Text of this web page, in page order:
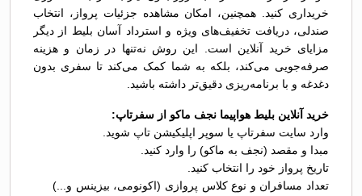
خریداری کنید. همچنین، امکان مشاهده جزئیات پرواز، انتخاب
صندلی، دریافت تخفیف‌های ویژه و استرداد آسان بلیط از دیگر
مزایای خرید آنلاین است. این روش نه‌تنها در زمان و هزینه
صرفه‌جویی می‌کند، بلکه به شما کمک می‌کند تا سفری بدون
دغدغه و با برنامه‌ریزی دقیق‌تر داشته باشید.
خرید آنلاین بلیط هواپیما نجف ماکو از سفرتاپ:
وارد سایت سفرتاپ یا سوپر اپلیکیشن تاپ شوید.
مبدا و مقصد (نجف به ماکو) را وارد کنید.
تاریخ پرواز خود را انتخاب کنید.
تعداد مسافران و نوع کلاس پروازی (اکونومی، بیزینس و...)